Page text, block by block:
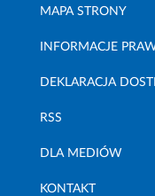
MAPA STRONY
INFORMACJE
DEKLARACJA
RSS
DLA MEDIÓW
KONTAKT